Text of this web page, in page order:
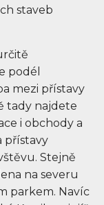
staveb
podél
mezi přístavy
tady najdete
i obchody a
přístavy
Stejně
na severu
parkem. Navíc